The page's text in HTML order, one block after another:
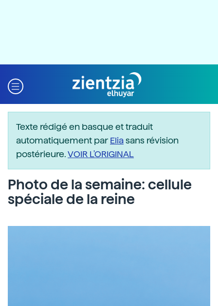
Texte rédigé en basque et traduit
automatiquement parEliasans révision
postérieure.VOIR L'ORIGINAL
Photo de la semaine: cellule
spéciale de la reine